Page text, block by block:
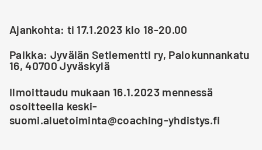
Ajankohta: ti 17.1.2023 klo 18-20.00
Paikka: Jyvälän Setlementti ry, Palokunnankatu
16, 40700 Jyväskylä
Ilmoittaudu mukaan 16.1.2023 mennessä
osoitteella keski-
suomi.aluetoiminta@coaching-yhdistys.fi